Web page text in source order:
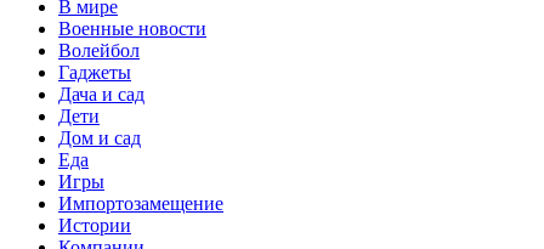
В мире
Военные новости
Волейбол
Гаджеты
Дача и сад
Дети
Дом и сад
Еда
Игры
Импортозамещение
Истории